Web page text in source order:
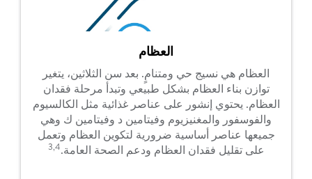
العظام
العظام هي نسيج حي ومتنامٍ. بعد سن الثلاثين، يتغير
توازن بناء العظام بشكل طبيعي وتبدأ مرحلة فقدان
العظام. يحتوي إنشور على عناصر غذائية مثل الكالسيوم
والفوسفور والمغنيزيوم وفيتامين د وفيتامين ك وهي
جميعها عناصر أساسية ضرورية لتكوين العظام وتعمل
على تقليل فقدان العظام ودعم الصحة العامة.3,4